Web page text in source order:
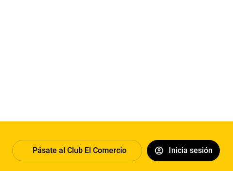
Pásate al Club El Comercio Inicia sesión